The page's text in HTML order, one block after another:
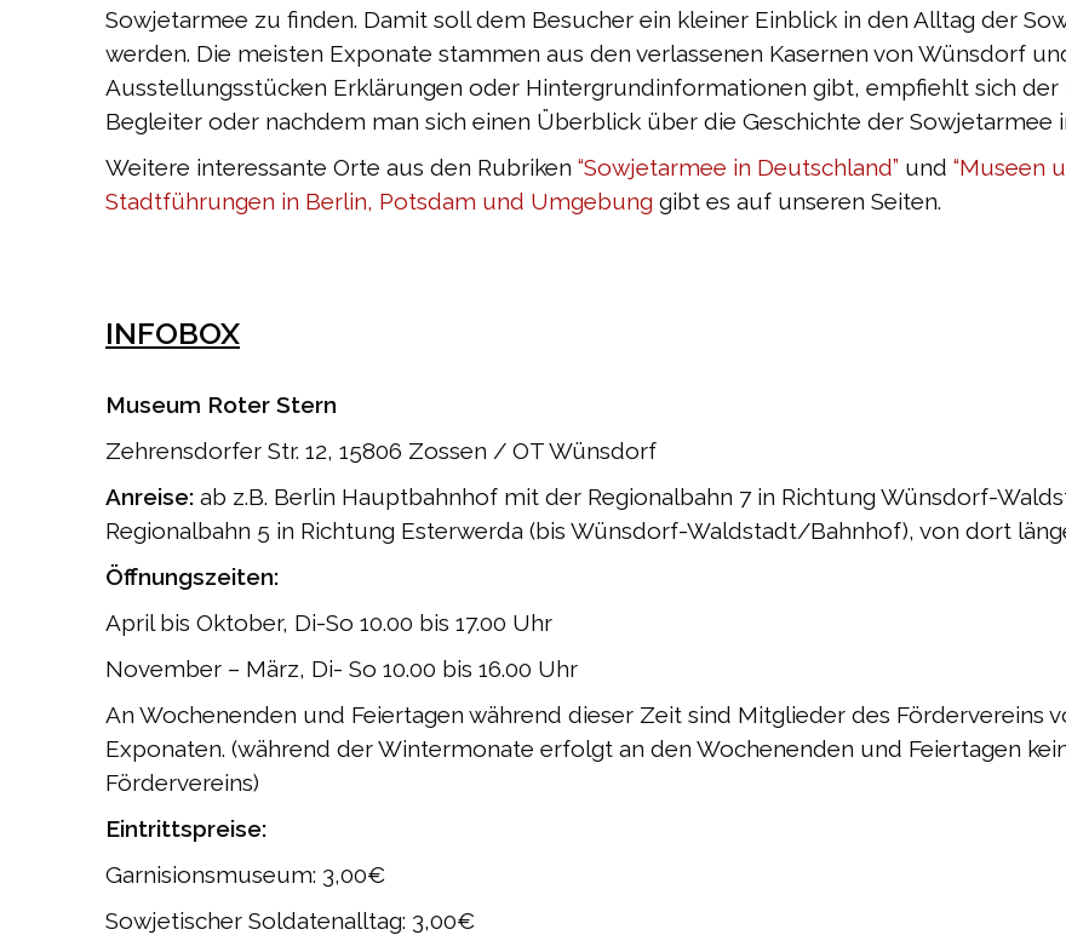
Sowjetarmee zu finden. Damit soll dem Besucher ein kleiner Einblick in den Alltag der
werden. Die meisten Exponate stammen aus den verlassenen Kasernen von Wünsdorf
Ausstellungsstücken Erklärungen oder Hintergrundinformationen gibt, empfiehlt sich
Begleiter oder nachdem man sich einen Überblick über die Geschichte der Sowjetarmee
Weitere interessante Orte aus den Rubriken “Sowjetarmee in Deutschland” und “Museen
Stadtführungen in Berlin, Potsdam und Umgebung gibt es auf unseren Seiten.
INFOBOX
Museum Roter Stern
Zehrensdorfer Str. 12, 15806 Zossen / OT Wünsdorf
Anreise: ab z.B. Berlin Hauptbahnhof mit der Regionalbahn 7 in Richtung Wünsdorf-
Regionalbahn 5 in Richtung Esterwerda (bis Wünsdorf-Waldstadt/Bahnhof), von dort
Öffnungszeiten:
April bis Oktober, Di-So 10.00 bis 17.00 Uhr
November – März, Di- So 10.00 bis 16.00 Uhr
An Wochenenden und Feiertagen während dieser Zeit sind Mitglieder des Fördervereins
Exponaten. (während der Wintermonate erfolgt an den Wochenenden und Feiertagen
Fördervereins)
Eintrittspreise:
Garnisionsmuseum: 3,00€
Sowjetischer Soldatenalltag: 3,00€